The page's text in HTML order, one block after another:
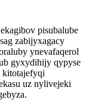
pisubalube
zabijyxagacy
ynevafaqerol
gyxydihijy qypyse
kitotajefyqi
uz nylivejeki